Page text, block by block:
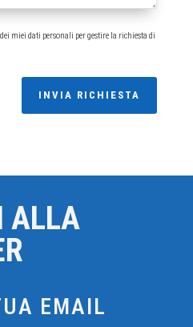
miei dati personali per gestire la richiesta di
INVIA RICHIESTA
ALLA
EMAIL